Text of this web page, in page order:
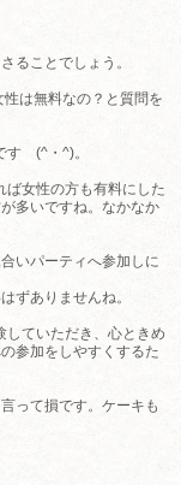
ることでしょう。
は無料なの？と質問を
す (^・^)。
ば女性の方も有料にした
多いですね。なかなか
いパーティへ参加しに
ずありませんね。
していただき、心ときめ
参加をしやすくするた
って損です。ケーキも